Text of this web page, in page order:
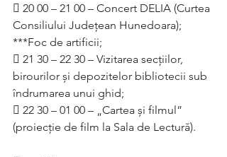
 20 00 – 21 00 – Concert DELIA (Curtea
Consiliului Județean Hunedoara);
***Foc de artificii;
 21 30 – 22 30 – Vizitarea secțiilor,
birourilor și depozitelor bibliotecii sub
îndrumarea unui ghid;
 22 30 – 01 00 – „Cartea și filmul”
(proiecție de film la Sala de Lectură).